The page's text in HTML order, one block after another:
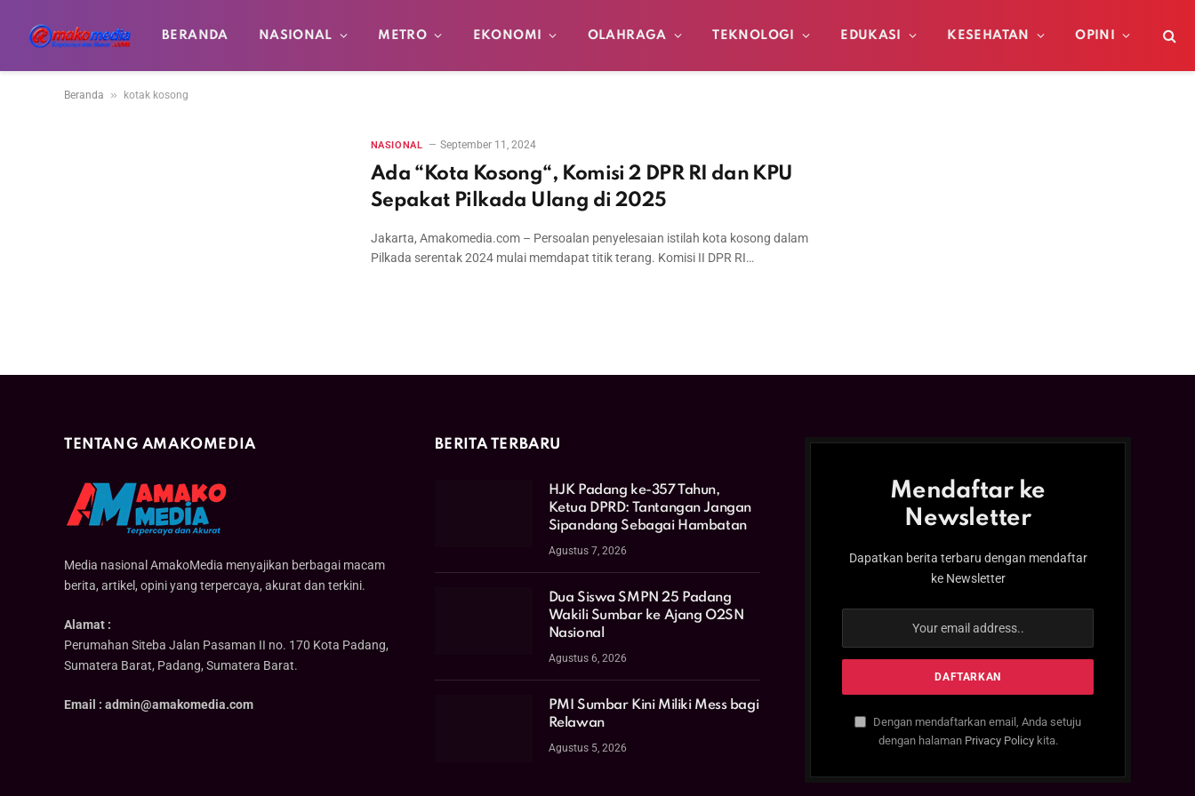
BERANDA NASIONAL METRO EKONOMI OLAHRAGA TEKNOLOGI EDUKASI KESEHATAN OPINI
Beranda » kotak kosong
NASIONAL September 11, 2024
Ada “Kota Kosong“, Komisi 2 DPR RI dan KPU
Sepakat Pilkada Ulang di 2025
Jakarta, Amakomedia.com – Persoalan penyelesaian istilah kota kosong dalam
Pilkada serentak 2024 mulai memdapat titik terang. Komisi II DPR RI…
TENTANG AMAKOMEDIA
Media nasional AmakoMedia menyajikan berbagai macam
berita, artikel, opini yang terpercaya, akurat dan terkini.
Alamat :
Perumahan Siteba Jalan Pasaman II no. 170 Kota Padang,
Sumatera Barat, Padang, Sumatera Barat.
Email : admin@amakomedia.com
BERITA TERBARU
HJK Padang ke-357 Tahun,
Ketua DPRD: Tantangan Jangan
Sipandang Sebagai Hambatan
Agustus 7, 2026
Dua Siswa SMPN 25 Padang
Wakili Sumbar ke Ajang O2SN
Nasional
Agustus 6, 2026
PMI Sumbar Kini Miliki Mess bagi
Relawan
Agustus 5, 2026
Mendaftar ke
Newsletter
Dapatkan berita terbaru dengan mendaftar
ke Newsletter
Dengan mendaftarkan email, Anda setuju
dengan halaman Privacy Policykita.